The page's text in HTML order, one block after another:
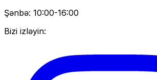
Şənbə: 10:00-16:00
Bizi izləyin: